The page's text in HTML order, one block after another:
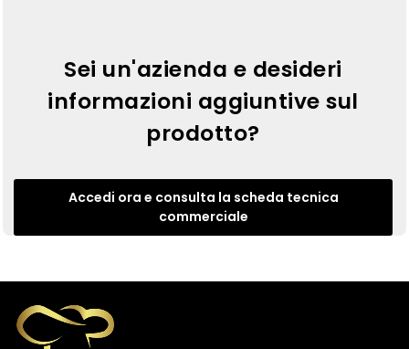
Sei un'azienda e desideri
informazioni aggiuntive sul
prodotto?
Accedi ora e consulta la scheda tecnica
commerciale